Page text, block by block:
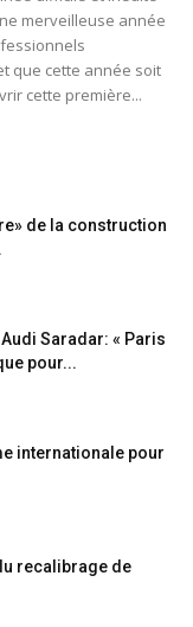
merveilleuse année
que cette année soit
cette première...
de la construction
Saradar: « Paris
pour...
internationale pour
recalibrage de